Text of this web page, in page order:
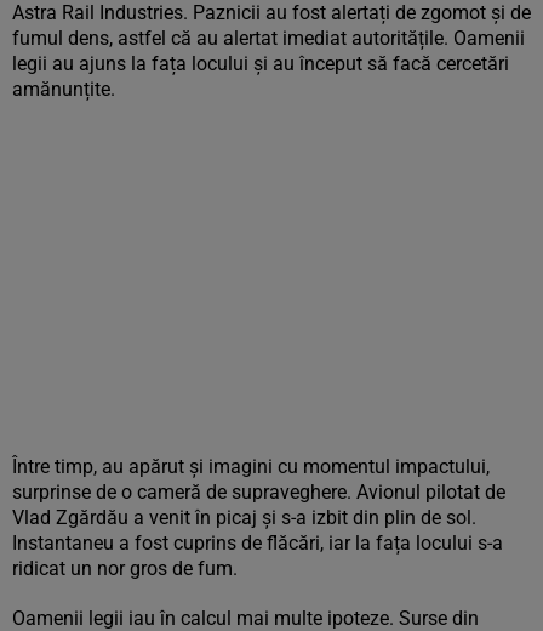
Astra Rail Industries. Paznicii au fost alertați de zgomot și de
fumul dens, astfel că au alertat imediat autoritățile. Oamenii
legii au ajuns la fața locului și au început să facă cercetări
amănunțite.
Între timp, au apărut și imagini cu momentul impactului,
surprinse de o cameră de supraveghere. Avionul pilotat de
Vlad Zgărdău a venit în picaj și s-a izbit din plin de sol.
Instantaneu a fost cuprins de flăcări, iar la fața locului s-a
ridicat un nor gros de fum.
Oamenii legii iau în calcul mai multe ipoteze. Surse din